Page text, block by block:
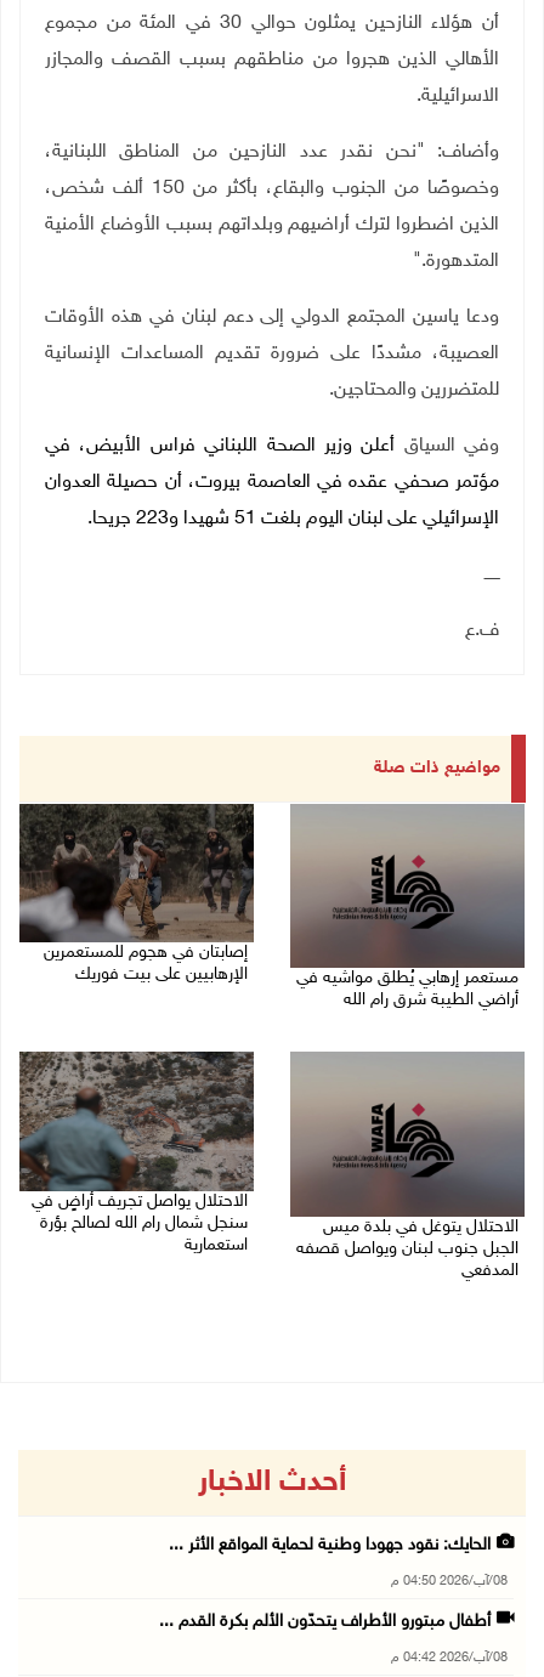
أن هؤلاء النازحين يمثلون حوالي 30 في المئة من مجموع
الأهالي الذين هجروا من مناطقهم بسبب القصف والمجازر
الاسرائيلية.
وأضاف: "نحن نقدر عدد النازحين من المناطق اللبنانية،
وخصوصًا من الجنوب والبقاع، بأكثر من 150 ألف شخص،
الذين اضطروا لترك أراضيهم وبلداتهم بسبب الأوضاع الأمنية
المتدهورة".
ودعا ياسين المجتمع الدولي إلى دعم لبنان في هذه الأوقات
العصيبة، مشددًا على ضرورة تقديم المساعدات الإنسانية
للمتضررين والمحتاجين.
وفي السياق أعلن وزير الصحة اللبناني فراس الأبيض، في
مؤتمر صحفي عقده في العاصمة بيروت، أن حصيلة العدوان
الإسرائيلي على لبنان اليوم بلغت 51 شهيدا و223 جريحا.
ــــــ
ف.ع
مواضيع ذات صلة
مستعمر إرهابي يُطلق مواشيه في
أراضي الطيبة شرق رام الله
إصابتان في هجوم للمستعمرين
الإرهابيين على بيت فوريك
الاحتلال يتوغل في بلدة ميس
الجبل جنوب لبنان ويواصل قصفه
المدفعي
الاحتلال يواصل تجريف أراضٍ في
سنجل شمال رام الله لصالح بؤرة
استعمارية
أحدث الاخبار
الحايك: نقود جهودا وطنية لحماية المواقع الأثر ...
08/آب/2026 04:50 م
أطفال مبتورو الأطراف يتحدّون الألم بكرة القدم ...
08/آب/2026 04:42 م